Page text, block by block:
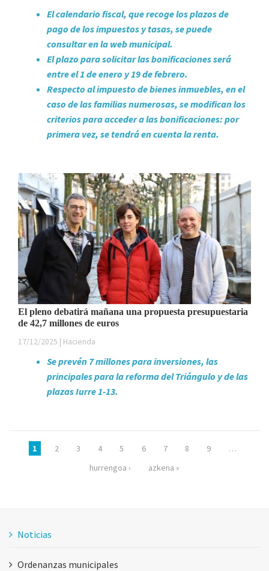
El calendario fiscal, que recoge los plazos de
pago de los impuestos y tasas, se puede
consultar en la web municipal.
El plazo para solicitar las bonificaciones será
entre el 1 de enero y 19 de febrero.
Respecto al impuesto de bienes inmuebles, en el
caso de las familias numerosas, se modifican los
criterios para acceder a las bonificaciones: por
primera vez, se tendrá en cuenta la renta.
El pleno debatirá mañana una propuesta presupuestaria
de 42,7 millones de euros
17/12/2025 | Hacienda
Se prevén 7 millones para inversiones, las
principales para la reforma del Triángulo y de las
plazas Iurre 1-13.
Páginas
1 2 3 4 5 6 7 8 9
…
hurrengoa ›
azkena »
Noticias
Ordenanzas municipales